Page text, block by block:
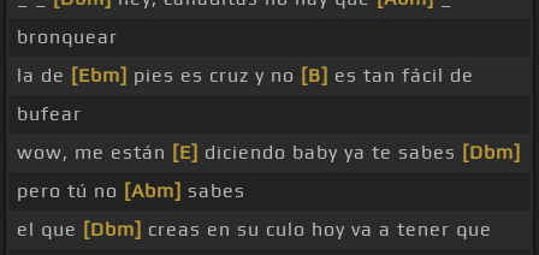
bronquear
la de [Ebm] pies es cruz y no [B] es tan fácil de
bufear
wow, me están [E] diciendo baby ya te sabes [Dbm]
pero tú no [Abm] sabes
el que [Dbm] creas en su culo hoy va a tener que